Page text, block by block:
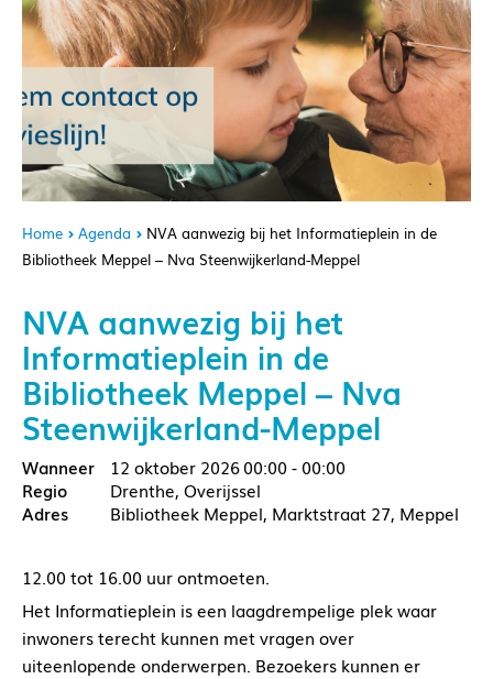
Home Agenda
NVA aanwezig bij het Informatieplein in de
Bibliotheek Meppel – Nva Steenwijkerland-Meppel
NVA aanwezig bij het
Informatieplein in de
Bibliotheek Meppel – Nva
Steenwijkerland-Meppel
12 oktober 202600:00 - 00:00
Drenthe, Overijssel
Bibliotheek Meppel, Marktstraat 27, Meppel
12.00 tot 16.00 uur ontmoeten.
Het Informatieplein is een laagdrempelige plek waar
inwoners terecht kunnen met vragen over
uiteenlopende onderwerpen. Bezoekers kunnen er